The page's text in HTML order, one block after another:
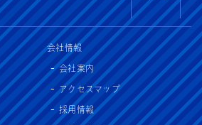
会社情報
会社案内
アクセスマップ
採用情報